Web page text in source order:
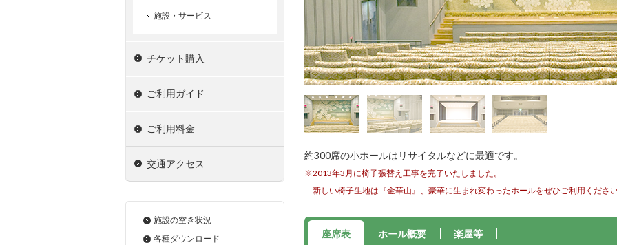
約300席の小ホールはリサイタルなどに最適です。
※2013年3月に椅子張替え工事を完了いたしました。
新しい椅子生地は『金華山』、豪華に生まれ変わったホールをぜひご利用くださ
座席表 ホール概要 楽屋等
施設・サービス
チケット購入
ご利用ガイド
ご利用料金
交通アクセス
施設の空き状況
各種ダウンロード